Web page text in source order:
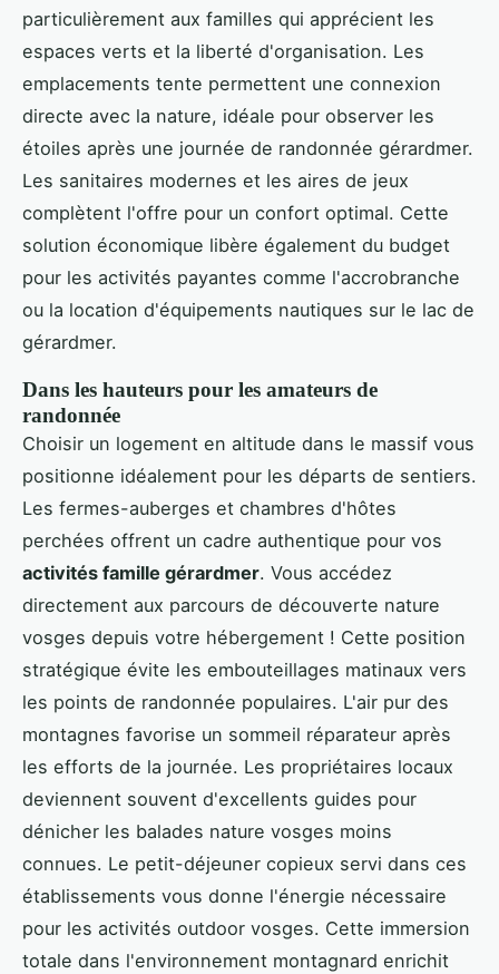
particulièrement aux familles qui apprécient les
espaces verts et la liberté d'organisation. Les
emplacements tente permettent une connexion
directe avec la nature, idéale pour observer les
étoiles après une journée de randonnée gérardmer.
Les sanitaires modernes et les aires de jeux
complètent l'offre pour un confort optimal. Cette
solution économique libère également du budget
pour les activités payantes comme l'accrobranche
ou la location d'équipements nautiques sur le lac de
gérardmer.
Dans les hauteurs pour les amateurs de
randonnée
Choisir un logement en altitude dans le massif vous
positionne idéalement pour les départs de sentiers.
Les fermes-auberges et chambres d'hôtes
perchées offrent un cadre authentique pour vos
activités famille gérardmer. Vous accédez
directement aux parcours de découverte nature
vosges depuis votre hébergement ! Cette position
stratégique évite les embouteillages matinaux vers
les points de randonnée populaires. L'air pur des
montagnes favorise un sommeil réparateur après
les efforts de la journée. Les propriétaires locaux
deviennent souvent d'excellents guides pour
dénicher les balades nature vosges moins
connues. Le petit-déjeuner copieux servi dans ces
établissements vous donne l'énergie nécessaire
pour les activités outdoor vosges. Cette immersion
totale dans l'environnement montagnard enrichit